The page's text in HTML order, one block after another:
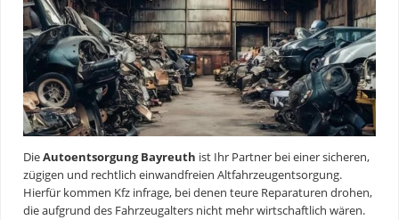
DieAutoentsorgung Bayreuth ist Ihr Partner bei einer sicheren,
zügigen und rechtlich einwandfreien Altfahrzeugentsorgung.
Hierfür kommen Kfz infrage, bei denen teure Reparaturen drohen,
die aufgrund des Fahrzeugalters nicht mehr wirtschaftlich wären.